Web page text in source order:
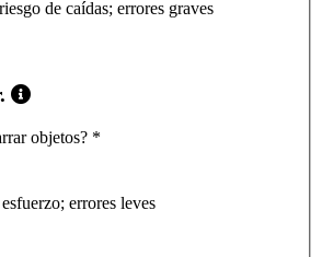
de caídas; errores graves
objetos? *
errores leves